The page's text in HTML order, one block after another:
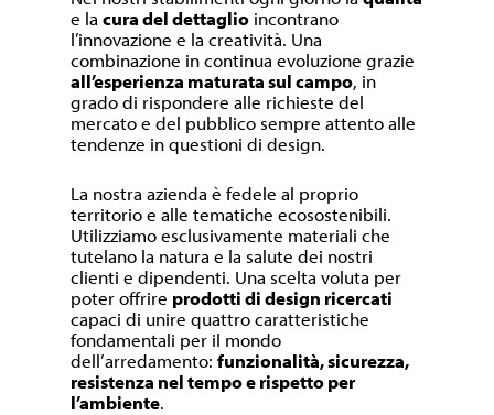
e lacura del dettaglio incontrano
l’innovazione e la creatività. Una
combinazione in continua evoluzione grazie
all’esperienza maturata sul campo, in
grado di rispondere alle richieste del
mercato e del pubblico sempre attento alle
tendenze in questioni di design.
La nostra azienda è fedele al proprio
territorio e alle tematiche ecosostenibili.
Utilizziamo esclusivamente materiali che
tutelano la natura e la salute dei nostri
clienti e dipendenti. Una scelta voluta per
poter offrire prodotti di design ricercati
capaci di unire quattro caratteristiche
fondamentali per il mondo
dell’arredamento:funzionalità, sicurezza,
resistenza nel tempo e rispetto per
l’ambiente.